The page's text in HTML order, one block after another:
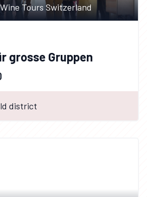
Tours Switzerland
grosse Gruppen
district